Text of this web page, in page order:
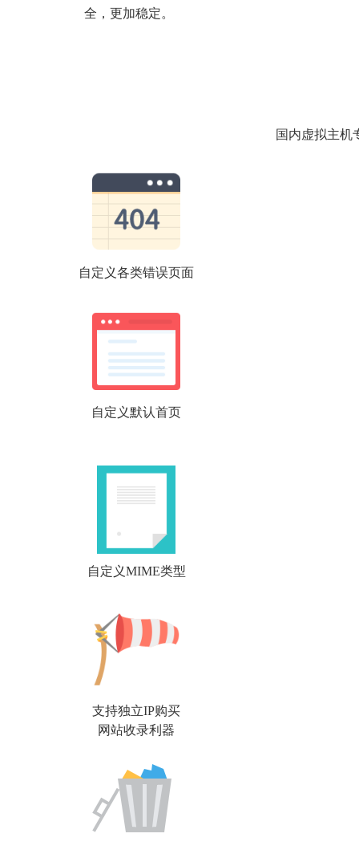
全，更加稳定。
国内虚拟主机
自定义各类错误页面
自定义默认首页
自定义MIME类型
支持独立IP购买
网站收录利器